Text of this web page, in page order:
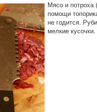
Мясо и потроха
помощи
не годится.
мелкие